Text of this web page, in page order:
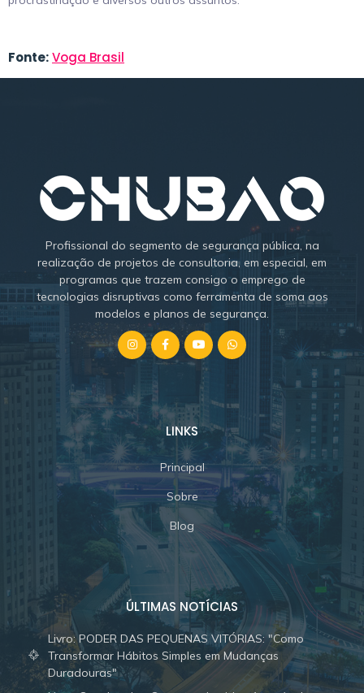
Fonte:Voga Brasil
Profissional do segmento de segurança pública, na
realização de projetos de consultoria, em especial, em
programas que trazem consigo o emprego de
tecnologias disruptivas como ferramenta de soma aos
modelos e planos de segurança.
LINKS
Principal
Sobre
Blog
ÚLTIMAS NOTÍCIAS
Livro: PODER DAS PEQUENAS VITÓRIAS: "Como
Transformar Hábitos Simples em Mudanças
Duradouras"